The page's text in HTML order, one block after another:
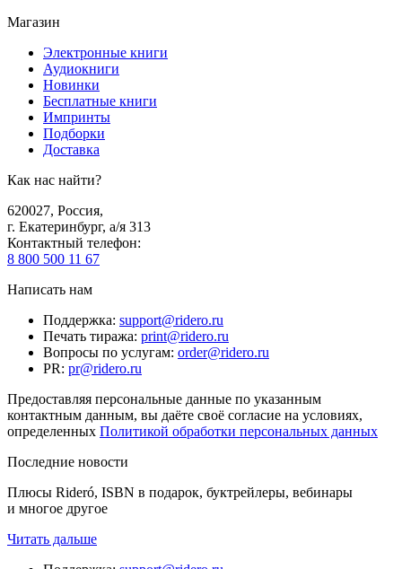
Магазин
Электронные книги
Аудиокниги
Новинки
Бесплатные книги
Импринты
Подборки
Доставка
Как нас найти?
620027, Россия,
г. Екатеринбург, а/я 313
Контактный телефон:
8 800 500 11 67
Написать нам
Поддержка: support@ridero.ru
Печать тиража: print@ridero.ru
Вопросы по услугам: order@ridero.ru
PR: pr@ridero.ru
Предоставляя персональные данные по указанным
контактным данным, вы даёте своё согласие на условиях,
определенных Политикой обработки персональных данных
Последние новости
Плюсы Rideró, ISBN в подарок, буктрейлеры, вебинары
и многое другое
Читать дальше